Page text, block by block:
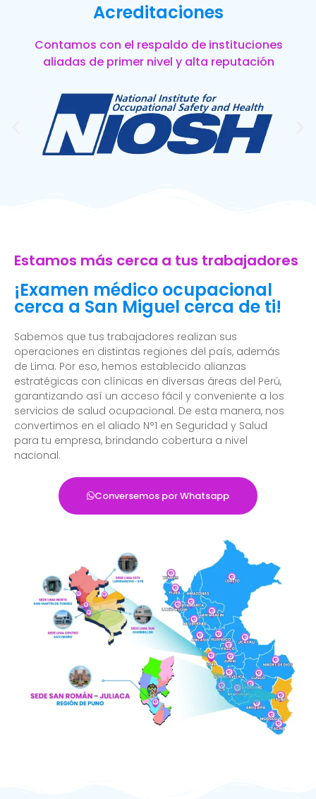
Acreditaciones
Contamos con el respaldo de instituciones
aliadas de primer nivel y alta reputación
Estamos más cerca a tus trabajadores
¡Examen médico ocupacional
cerca a San Miguel cerca de ti!
Sabemos que tus trabajadores realizan sus
operaciones en distintas regiones del país, además
de Lima. Por eso, hemos establecido alianzas
estratégicas con clínicas en diversas áreas del Perú,
garantizando así un acceso fácil y conveniente a los
servicios de salud ocupacional. De esta manera, nos
convertimos en el aliado N°1 en Seguridad y Salud
para tu empresa, brindando cobertura a nivel
nacional.
Conversemos por Whatsapp